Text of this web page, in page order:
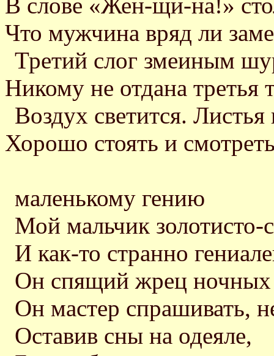
Что мужчина вряд ли
Третий слог змеиным
Никому не отдана третья
Воздух светится.
Хорошо стоять и
маленькому гению
Мой мальчик золотисто-
И как-то странно
Он спящий жрец ночных
Он мастер спрашивать,
Оставив сны на одеяле,